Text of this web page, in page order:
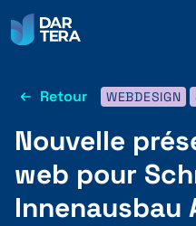
RÉFÉRENCES
Retour WEBDESIGN
Nouvelle
web pour
Innenausbau